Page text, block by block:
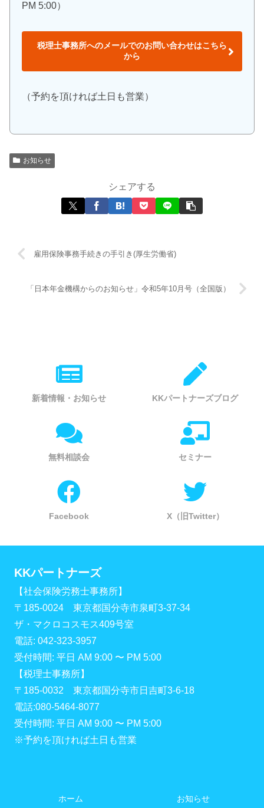
PM 5:00）
税理士事務所へのメールでのお問い合わせはこちら
から
（予約を頂ければ土日も営業）
お知らせ
シェアする
雇用保険事務手続きの手引き(厚生労働省)
「日本年金機構からのお知らせ」令和5年10月号（全国版）
新着情報・お知らせ KKパートナーズブログ
無料相談会 セミナー
Facebook X（旧Twitter）
KKパートナーズ
【社会保険労務士事務所】
〒185-0024 東京都国分寺市泉町3-37-34
ザ・マクロコスモス409号室
電話: 042-323-3957
受付時間: 平日 AM 9:00 〜 PM 5:00
【税理士事務所】
〒185-0032 東京都国分寺市日吉町3-6-18
電話:080-5464-8077
受付時間: 平日 AM 9:00 〜 PM 5:00
※予約を頂ければ土日も営業
ホーム お知らせ